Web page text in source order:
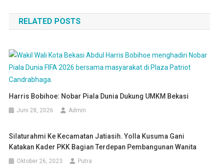
pos
RELATED POSTS
Harris Bobihoe: Nobar Piala Dunia Dukung UMKM Bekasi
Juni 28, 2026 Admin
Silaturahmi Ke Kecamatan Jatiasih. Yolla Kusuma Gani
Katakan Kader PKK Bagian Terdepan Pembangunan Wanita
Oktober 26, 2023 Putra